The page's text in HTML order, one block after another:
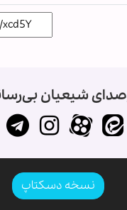
صدای شیعیان
نسخه دسکتاپ